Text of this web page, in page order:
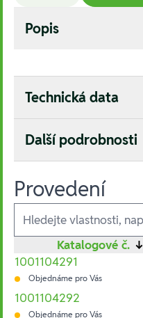
Popis
Technická data
Další podrobnosti
Provedení
Ausführungen
Katalogové č. ↓
1001104291
Objednáme pro Vás
1001104292
Objednáme pro Vás